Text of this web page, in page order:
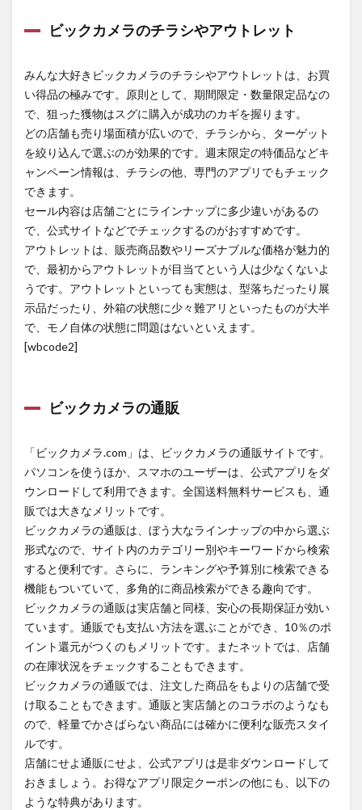
ビックカメラのチラシやアウトレット
みんな大好きビックカメラのチラシやアウトレットは、お買
い得品の極みです。原則として、期間限定・数量限定品なの
で、狙った獲物はスグに購入が成功のカギを握ります。
どの店舗も売り場面積が広いので、チラシから、ターゲット
を絞り込んで選ぶのが効果的です。週末限定の特価品などキ
ャンペーン情報は、チラシの他、専門のアプリでもチェック
できます。
セール内容は店舗ごとにラインナップに多少違いがあるの
で、公式サイトなどでチェックするのがおすすめです。
アウトレットは、販売商品数やリーズナブルな価格が魅力的
で、最初からアウトレットが目当てという人は少なくないよ
うです。アウトレットといっても実態は、型落ちだったり展
示品だったり、外箱の状態に少々難アリといったものが大半
で、モノ自体の状態に問題はないといえます。
[wbcode2]
ビックカメラの通販
「ビックカメラ.com」は、ビックカメラの通販サイトです。
パソコンを使うほか、スマホのユーザーは、公式アプリをダ
ウンロードして利用できます。全国送料無料サービスも、通
販では大きなメリットです。
ビックカメラの通販は、ぼう大なラインナップの中から選ぶ
形式なので、サイト内のカテゴリー別やキーワードから検索
すると便利です。さらに、ランキングや予算別に検索できる
機能もついていて、多角的に商品検索ができる趣向です。
ビックカメラの通販は実店舗と同様、安心の長期保証が効い
ています。通販でも支払い方法を選ぶことができ、10％のポ
イント還元がつくのもメリットです。またネットでは、店舗
の在庫状況をチェックすることもできます。
ビックカメラの通販では、注文した商品をもよりの店舗で受
け取ることもできます。通販と実店舗とのコラボのようなも
ので、軽量でかさばらない商品には確かに便利な販売スタイ
ルです。
店舗にせよ通販にせよ、公式アプリは是非ダウンロードして
おきましょう。お得なアプリ限定クーポンの他にも、以下の
ような特典があります。